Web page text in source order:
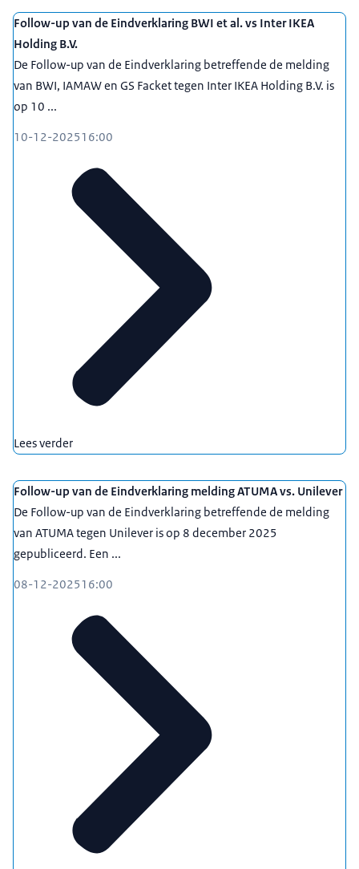
Follow-up van de Eindverklaring BWI et al. vs Inter IKEA
Holding B.V.
De Follow-up van de Eindverklaring betreffende de melding
van BWI, IAMAW en GS Facket tegen Inter IKEA Holding B.V. is
op 10 ...
10-12-202516:00
Lees verder
Follow-up van de Eindverklaring melding ATUMA vs. Unilever
De Follow-up van de Eindverklaring betreffende de melding
van ATUMA tegen Unilever is op 8 december 2025
gepubliceerd. Een ...
08-12-202516:00